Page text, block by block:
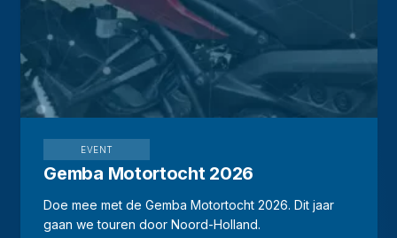
EVENT
Gemba Motortocht 2026
Doe mee met de Gemba Motortocht 2026. Dit jaar
gaan we touren door Noord-Holland.